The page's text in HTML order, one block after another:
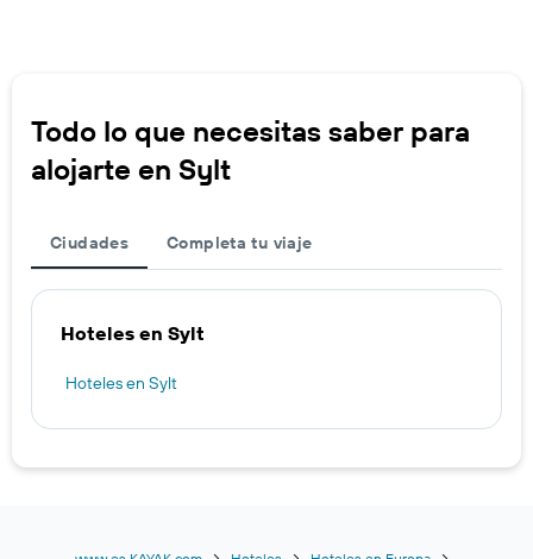
Todo lo que necesitas saber para
alojarte en Sylt
Ciudades Completa tu viaje
Hoteles en Sylt
Hoteles en Sylt